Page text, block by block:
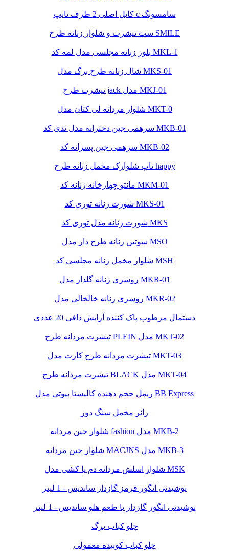
کابل اصلی 2 طرف تایپ c سامسونگ
ست تیشرت و شلوار زنانه طرح SMILE
بلوز زنانه مجلسی مدل لمه کد MKL-1
شال زنانه طرح برگ مدل MKS-01
تیشرت طرح jack مدل MKJ-01
شلوار مردانه لی کتان مدل MKT-0
سرهمی جین دخترانه مدل تدی کد MKB-01
سرهمی جین پسرانه کد MKB-02
تاپ شلوارک مخمل زنانه طرح happy
مانتو چهارخانه زنانه کد MKM-01
شورت زنانه توری کد MKS-01
شورت زنانه مدل توری کد MKS
سوتین زنانه طرح دار مدل MSO
شلوار مخمل زنانه مجلسی کد MSH
روسری زنانه گلدار مدل MKR-01
روسری زنانه خالخالی مدل MKR-02
دستمال مرطوب پاک کننده آرایش دافی 20 عددی
تیشرت مردانه طرح PLEIN مدل MKT-02
تیشرت مردانه طرح کارت مدل MKT-03
تیشرت مردانه طرح BLACK مدل MKT-04
ریمل حجم دهنده کالیستا بیوتی مدل BB Express
رانر مخمل سنگ دوز
شلوار جین مردانه fashion مدل MKB-2
شلوار جین مردانه MACJNS مدل MKB-3
شلوار اسلش مردانه دم پا کشی مدل MSK
نوشیدنی انگور قرمز گازدار ساندیس - 1 لیتر
نوشیدنی انگور گازدار با طعم هلو ساندیس - 1 لیتر
چلو کباب برگ
چلو کباب کوبیده معمولی